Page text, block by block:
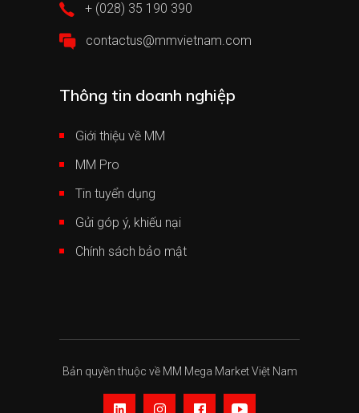
+ (028) 35 190 390
contactus@mmvietnam.com
Thông tin doanh nghiệp
Giới thiệu về MM
MM Pro
Tin tuyển dụng
Gửi góp ý, khiếu nại
Chính sách bảo mật
Bản quyền thuộc về MM Mega Market Việt Nam